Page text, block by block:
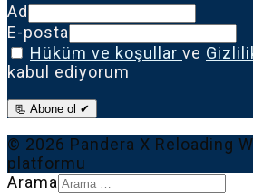
Ad
E-posta
Hüküm ve koşullar ve
kabul ediyorum
📃 Abone ol ✔
© 2026 Pandera X Reloading
platformu
Arama